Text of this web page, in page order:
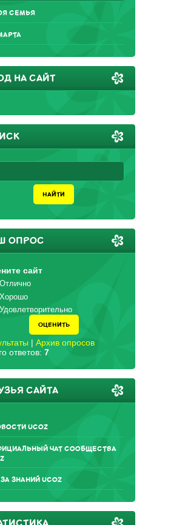
СЕМЬЯ
НА САЙТ
ОПРОС
сайт
Отлично
Хорошо
Удовлетворительно
| Архив опросов
ответов: 7
САЙТА
UCOZ
ЧАТ СООБЩЕСТВА
ЗНАНИЙ UCOZ